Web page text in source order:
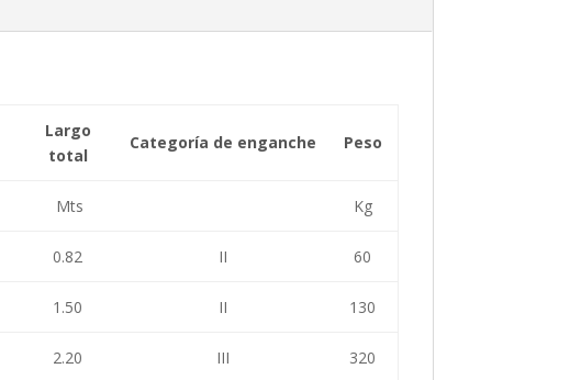
Largo
total
Categoría de enganche Peso
Mts Kg
0.82 II 60
1.50 II 130
2.20 III 320